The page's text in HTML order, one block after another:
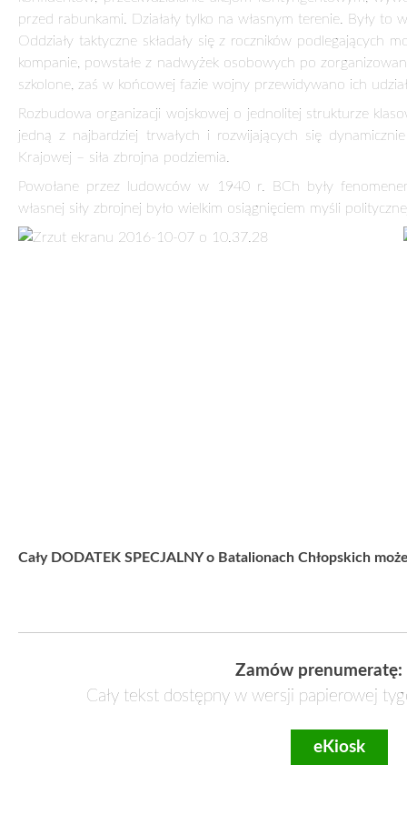
przed rabunkami. Działały tylko na własnym terenie. Były
Oddziały taktyczne składały się z roczników podlegających
kompanie, powstałe z nadwyżek osobowych po
szkolone, zaś w końcowej fazie wojny przewidywano ich
Rozbudowa organizacji wojskowej o jednolitej strukturze
jedną z najbardziej trwałych i rozwijających się
Krajowej – siła zbrojna podziemia.
Powołane przez ludowców w 1940 r. BCh były
własnej siły zbrojnej było wielkim osiągnięciem myśli
Cały DODATEK SPECJALNY o Batalionach Chłopskich
Zamów prenumeratę:
Cały tekst dostępny w wersji papierowej
eKiosk